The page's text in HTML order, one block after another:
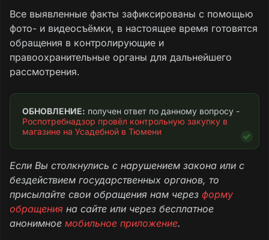
Все выявленные факты зафиксированы с помощью
фото- и видеосъёмки, в настоящее время готовятся
обращения в контролирующие и
правоохранительные органы для дальнейшего
рассмотрения.
ОБНОВЛЕНИЕ:
Роспотребнадзор провёл контрольную закупку в
магазине на Усадебной в Тюмени
Если Вы столкнулись с нарушением закона или с
бездействием государственных органов, то
присылайте свои обращения нам через форму
обращения на сайте или через бесплатное
анонимное мобильное приложение.